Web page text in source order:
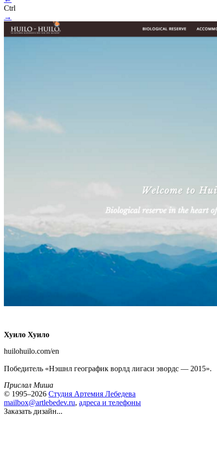
Ctrl
→
Хуило Хуило
huilohuilo.com/en
Победитель «Нэшнл географик ворлд лигаси эвордс — 2015».
Прислал Миша
© 1995–2026 Студия Артемия Лебедева
mailbox@artlebedev.ru, адреса и телефоны
Заказать дизайн...